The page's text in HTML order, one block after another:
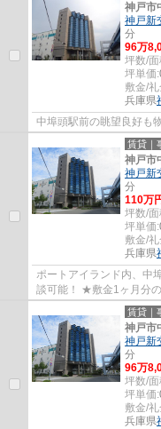
神戸市
神戸新
分
96万
坪数/面
坪単価:
敷金/礼
兵庫県
中埠頭駅前の眺望良好も
賃貸｜
神戸市
神戸新
分
110万
坪数/面
坪単価:
敷金/礼
兵庫県
ポートアイランド内、中
談可能！ ★敷金1ヶ月分
賃貸｜
神戸市
神戸新
分
96万
坪数/面
坪単価:
敷金/礼
兵庫県